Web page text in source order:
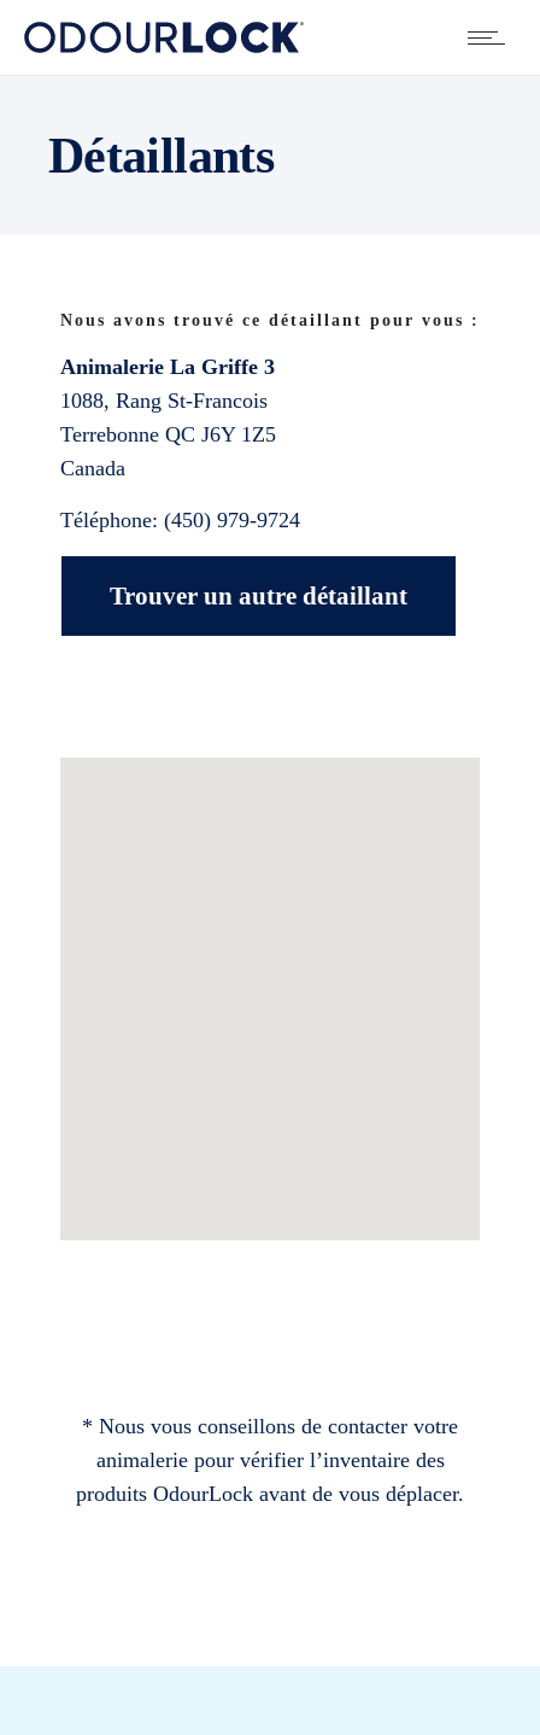
Détaillants
Nous avons trouvé ce détaillant pour vous :
Animalerie La Griffe 3
1088, Rang St-Francois
Terrebonne QC J6Y 1Z5
Canada
Téléphone: (450) 979-9724
Trouver un autre détaillant
* Nous vous conseillons de contacter votre
animalerie pour vérifier l’inventaire des
produits OdourLock avant de vous déplacer.